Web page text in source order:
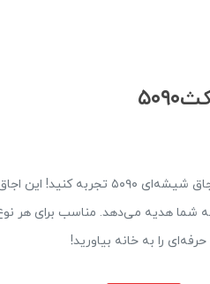
تجربه‌ آشپزی باکلاس و شیک را با
شما هدیه می‌دهد. مناسب برای هر
را به خانه بیاورید!